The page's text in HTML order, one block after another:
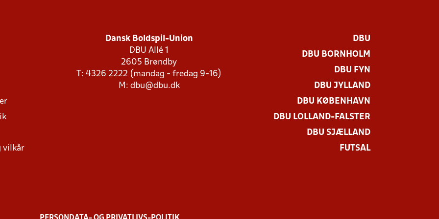
vilkår
Dansk Boldspil-Union
DBU Allé 1
2605 Brøndby
T: 4326 2222 (mandag - fredag 9-16)
M: dbu@dbu.dk
DBU
DBU BORNHOLM
DBU FYN
DBU JYLLAND
DBU KØBENHAVN
DBU LOLLAND-FALSTER
DBU SJÆLLAND
FUTSAL